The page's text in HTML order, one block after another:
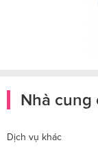
Nhà cung
Dịch vụ khác